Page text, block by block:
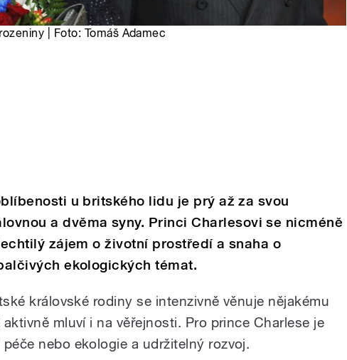
| Foto: Tomáš Adamec
u britského lidu je prý až za svou
a dvěma syny. Princi Charlesovi se nicméně
zájem o životní prostředí a snaha o
ekologických témat.
královské rodiny se intenzivně věnuje nějakému
mluví i na věřejnosti. Pro prince Charlese je
nebo ekologie a udržitelný rozvoj.